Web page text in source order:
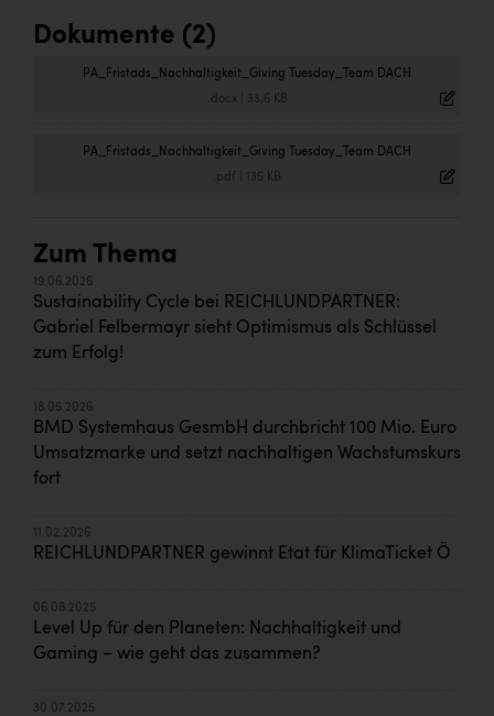
Dokumente (2)
PA_Fristads_Nachhaltigkeit_Giving Tuesday_Team DACH
.docx| 33,6 KB
PA_Fristads_Nachhaltigkeit_Giving Tuesday_Team DACH
.pdf 135 KB
Zum Thema
19.06.2026
Sustainability Cycle bei REICHLUNDPARTNER:
Gabriel Felbermayr sieht Optimismus als Schlüssel
zum Erfolg!
18.05.2026
BMD Systemhaus GesmbH durchbricht 100 Mio. Euro
Umsatzmarke und setzt nachhaltigen Wachstumskurs
fort
11.02.2026
REICHLUNDPARTNER gewinnt Etat für KlimaTicket Ö
06.08.2025
Level Up für den Planeten: Nachhaltigkeit und
Gaming – wie geht das zusammen?
30.07.2025